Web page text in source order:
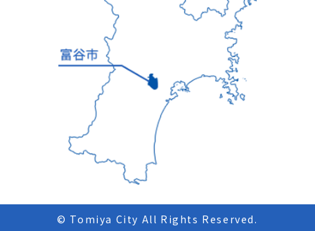
© Tomiya City All Rights Reserved.